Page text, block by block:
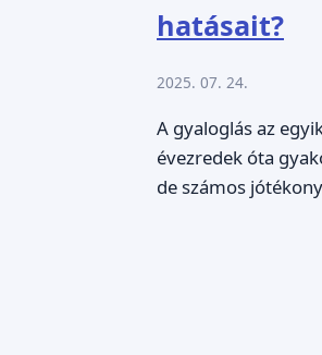
hatásait?
2025. 07. 24.
A gyaloglás az
évezredek óta
de számos